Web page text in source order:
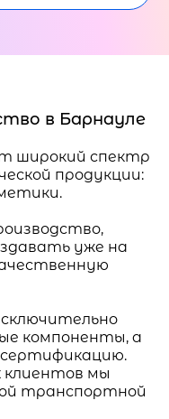
в Барнауле
широкий спектр
продукции:
уже на
компоненты, а
клиентов мы
транспортной